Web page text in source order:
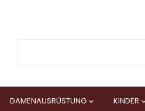
DAMENAUSRÜSTUNG KINDER